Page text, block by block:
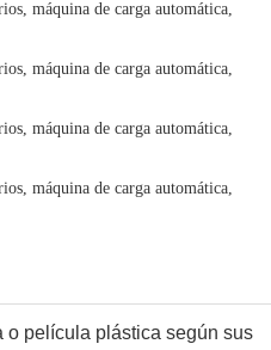
o película plástica según sus